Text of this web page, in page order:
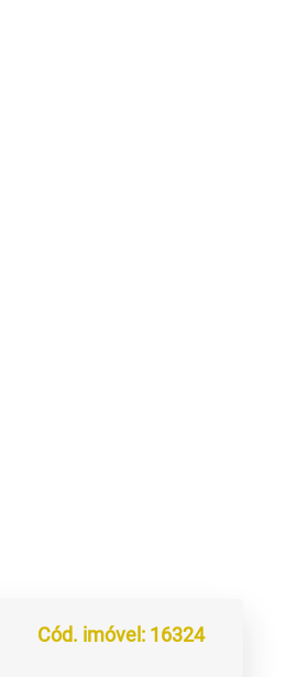
Cód. imóvel: 16324